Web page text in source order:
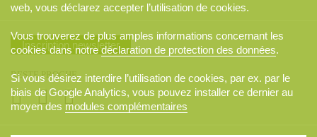
Inscription newsletter
RESTE PROCHE
web, vous déclarez accepter l’utilisation de cookies.
Vous trouverez de plus amples informations concernant les
cookies dans notredéclaration de protection des données.
Si vous désirez interdire l’utilisation de cookies, par ex. par le
biais de Google Analytics, vous pouvez installer ce dernier au
moyen des modules complémentaires